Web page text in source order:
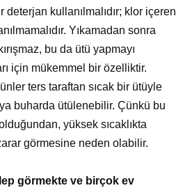
deterjan kullanılmalıdır; klor içeren
Yıkamadan sonra
bu da ütü yapmayı
için mükemmel bir özelliktir.
ters taraftan sıcak bir ütüyle
buharda ütülenebilir. Çünkü bu
yüksek sıcaklıkta
görmesine neden olabilir.
görmekte ve birçok ev